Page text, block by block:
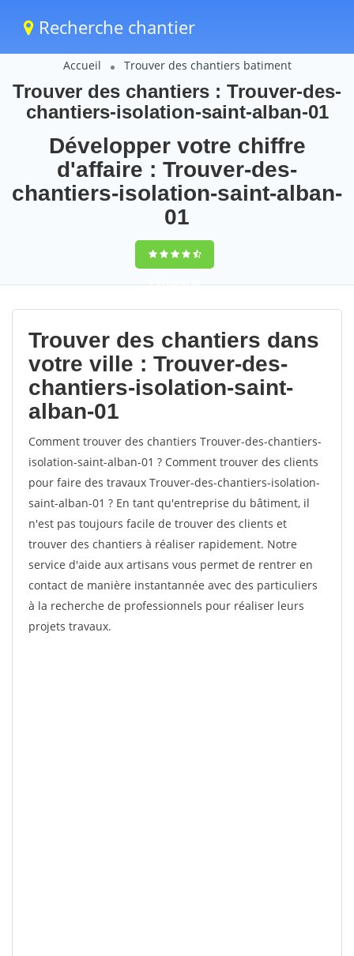
Recherche chantier
Accueil Trouver des chantiers batiment
Trouver des chantiers : Trouver-des-
chantiers-isolation-saint-alban-01
Développer votre chiffre
d'affaire : Trouver-des-
chantiers-isolation-saint-alban-
01
9,5(100%)98
votes
Trouver des chantiers dans
votre ville : Trouver-des-
chantiers-isolation-saint-
alban-01
Comment trouver des chantiers Trouver-des-chantiers-
isolation-saint-alban-01 ? Comment trouver des clients
pour faire des travaux Trouver-des-chantiers-isolation-
saint-alban-01 ? En tant qu'entreprise du bâtiment, il
n'est pas toujours facile de trouver des clients et
trouver des chantiers à réaliser rapidement. Notre
service d'aide aux artisans vous permet de rentrer en
contact de manière instantannée avec des particuliers
à la recherche de professionnels pour réaliser leurs
projets travaux.